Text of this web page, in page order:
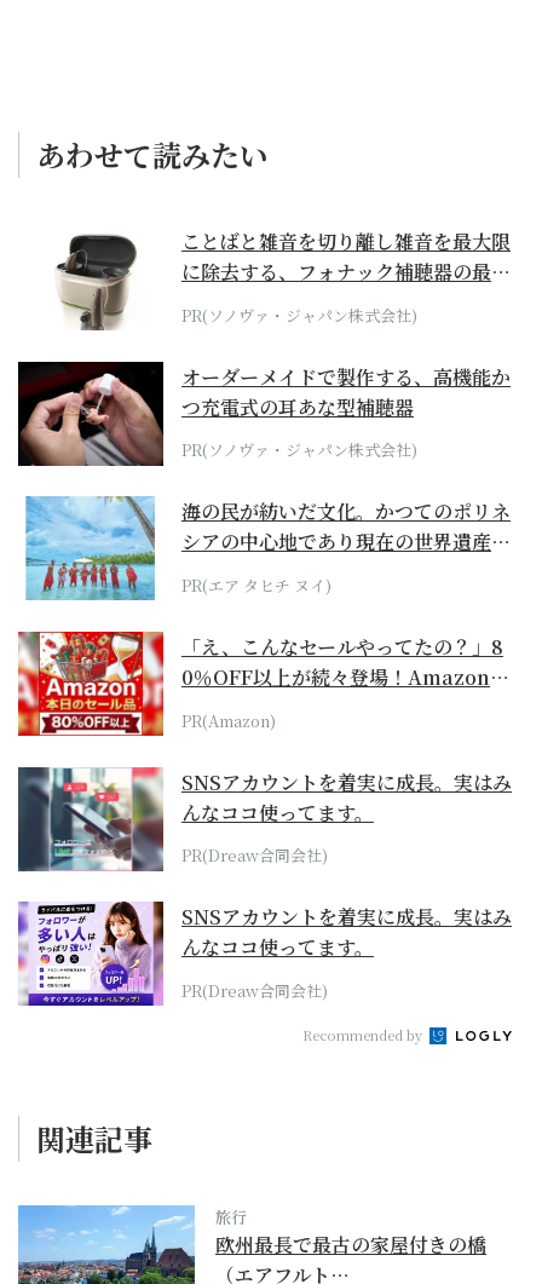
あわせて読みたい
ことばと雑音を切り離し雑音を最大限
に除去する、フォナック補聴器の最上
位モデル
PR(ソノヴァ・ジャパン株式会社)
オーダーメイドで製作する、高機能か
つ充電式の耳あな型補聴器
PR(ソノヴァ・ジャパン株式会社)
海の民が紡いだ文化。かつてのポリネ
シアの中心地であり現在の世界遺産か
らみえてくる...
PR(エア タヒチ ヌイ)
「え、こんなセールやってたの？」8
0％OFF以上が続々登場！Amazonの
本気が...
PR(Amazon)
SNSアカウントを着実に成長。実はみ
んなココ使ってます。
PR(Dreaw合同会社)
SNSアカウントを着実に成長。実はみ
んなココ使ってます。
PR(Dreaw合同会社)
Recommended by
関連記事
旅行
欧州最長で最古の家屋付きの橋
（エアフルト…